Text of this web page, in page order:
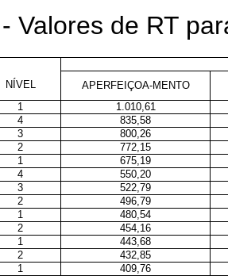
Valores de RT
NÍVEL
APERFEIÇOA-MENTO
1
1.010,61
4
835,58
3
800,26
2
772,15
1
675,19
4
550,20
3
522,79
2
496,79
1
480,54
2
454,16
1
443,68
2
432,85
1
409,76